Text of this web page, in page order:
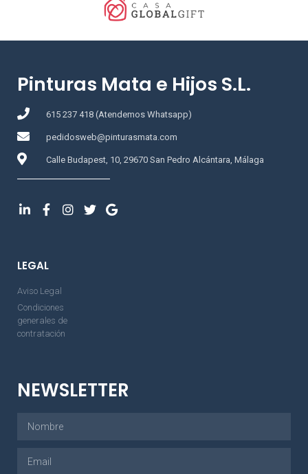
Pinturas Mata e Hijos S.L.
615 237 418 (Atendemos Whatsapp)
pedidosweb@pinturasmata.com
Calle Budapest, 10, 29670 San Pedro Alcántara, Málaga
LEGAL
Aviso Legal
Condiciones
generales de
contratación
NEWSLETTER